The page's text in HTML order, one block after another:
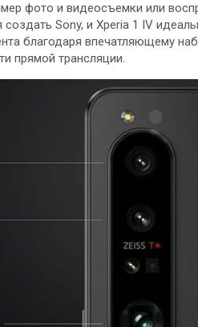
фото и видеосъемки или
Sony, и Xperia 1 IV
благодаря впечатляющему
прямой трансляции.